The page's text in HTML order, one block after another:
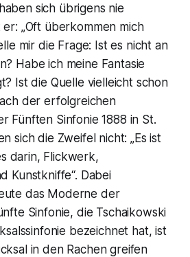
sich übrigens nie
„Oft überkommen mich
mir die Frage: Ist es nicht an
Habe ich meine Fantasie
Ist die Quelle vielleicht schon
der erfolgreichen
Fünften Sinfonie 1888 in St.
sich die Zweifel nicht: „Es ist
darin, Flickwerk,
Kunstkniffe“. Dabei
das Moderne der
Sinfonie, die Tschaikowski
bezeichnet hat, ist
in den Rachen greifen